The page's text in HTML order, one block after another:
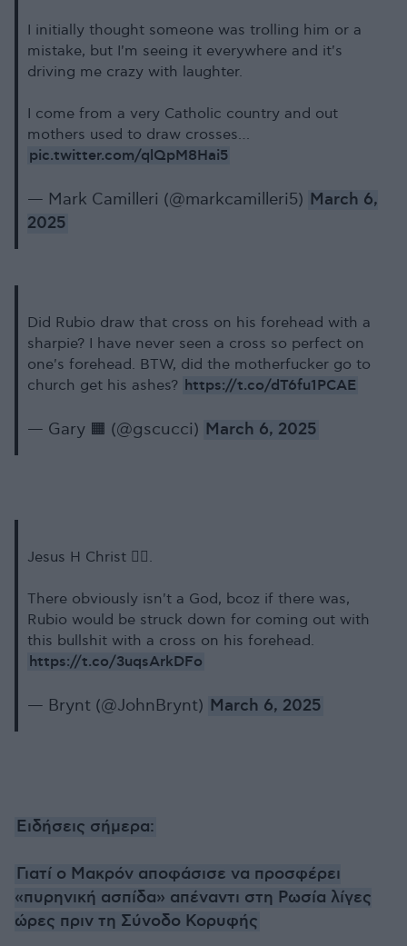
I initially thought someone was trolling him or a
mistake, but I'm seeing it everywhere and it's
driving me crazy with laughter.
I come from a very Catholic country and out
mothers used to draw crosses…
pic.twitter.com/qlQpM8Hai5
— Mark Camilleri (@markcamilleri5) March 6,
2025
Did Rubio draw that cross on his forehead with a
sharpie? I have never seen a cross so perfect on
one's forehead. BTW, did the motherfucker go to
church get his ashes? https://t.co/dT6fu1PCAE
— Gary 🟧 (@gscucci) March 6, 2025
Jesus H Christ 🤦‍♂️.
There obviously isn't a God, bcoz if there was,
Rubio would be struck down for coming out with
this bullshit with a cross on his forehead.
https://t.co/3uqsArkDFo
— Brynt (@JohnBrynt) March 6, 2025
Ειδήσεις σήμερα:
Γιατί ο Μακρόν αποφάσισε να προσφέρει
«πυρηνική ασπίδα» απέναντι στη Ρωσία λίγες
ώρες πριν τη Σύνοδο Κορυφής